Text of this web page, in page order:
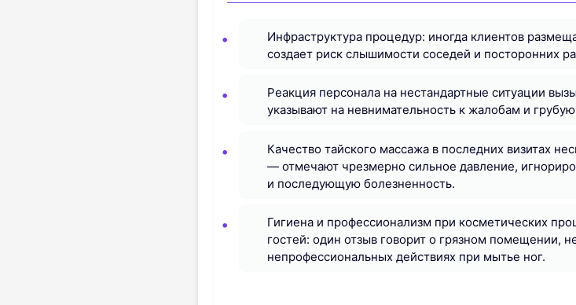
Инфраструктура процедур: иногда клиентов
создает риск слышимости соседей и посторонних
Реакция персонала на нестандартные ситуации
указывают на невнимательность к жалобам и
Качество тайского массажа в последних визитах
— отмечают чрезмерно сильное давление,
и последующую болезненность.
Гигиена и профессионализм при косметических
гостей: один отзыв говорит о грязном помещении,
непрофессиональных действиях при мытье ног.